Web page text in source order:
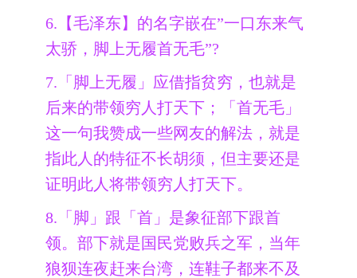
6.【毛泽东】的名字嵌在”一口东来气
太骄，脚上无履首无毛”?
7.「脚上无履」应借指贫穷，也就是
后来的带领穷人打天下；「首无毛」
这一句我赞成一些网友的解法，就是
指此人的特征不长胡须，但主要还是
证明此人将带领穷人打天下。
8.「脚」跟「首」是象征部下跟首
领。部下就是国民党败兵之军，当年
狼狈连夜赶来台湾，连鞋子都来不及